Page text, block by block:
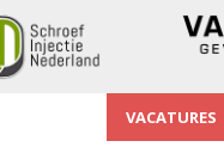
VACATURES